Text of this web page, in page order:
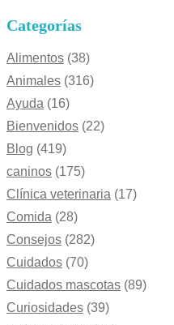
Categorías
Alimentos (38)
Animales (316)
Ayuda (16)
Bienvenidos (22)
Blog (419)
caninos (175)
Clínica veterinaria (17)
Comida (28)
Consejos (282)
Cuidados (70)
Cuidados mascotas (89)
Curiosidades (39)